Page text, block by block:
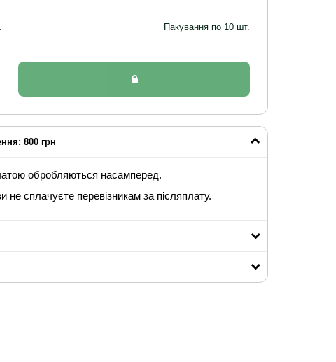
Пакування по 10 шт.
800 грн
обробляються насамперед.
не сплачуєте перевізникам за післяплату.